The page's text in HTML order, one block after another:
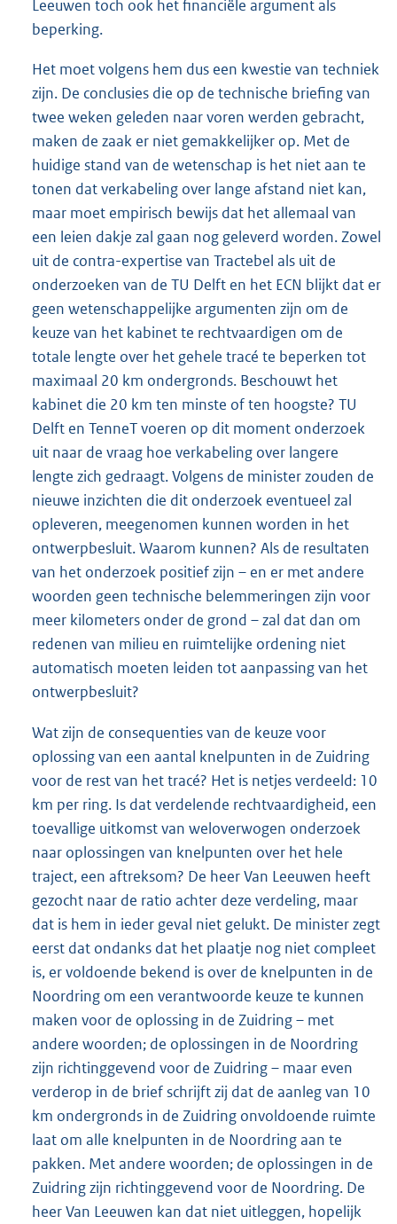
Leeuwen toch ook het financiële argument als
beperking.
Het moet volgens hem dus een kwestie van techniek
zijn. De conclusies die op de technische briefing van
twee weken geleden naar voren werden gebracht,
maken de zaak er niet gemakkelijker op. Met de
huidige stand van de wetenschap is het niet aan te
tonen dat verkabeling over lange afstand niet kan,
maar moet empirisch bewijs dat het allemaal van
een leien dakje zal gaan nog geleverd worden. Zowel
uit de contra-expertise van Tractebel als uit de
onderzoeken van de TU Delft en het ECN blijkt dat er
geen wetenschappelijke argumenten zijn om de
keuze van het kabinet te rechtvaardigen om de
totale lengte over het gehele tracé te beperken tot
maximaal 20 km ondergronds. Beschouwt het
kabinet die 20 km ten minste of ten hoogste? TU
Delft en TenneT voeren op dit moment onderzoek
uit naar de vraag hoe verkabeling over langere
lengte zich gedraagt. Volgens de minister zouden de
nieuwe inzichten die dit onderzoek eventueel zal
opleveren, meegenomen kunnen worden in het
ontwerpbesluit. Waarom kunnen? Als de resultaten
van het onderzoek positief zijn – en er met andere
woorden geen technische belemmeringen zijn voor
meer kilometers onder de grond – zal dat dan om
redenen van milieu en ruimtelijke ordening niet
automatisch moeten leiden tot aanpassing van het
ontwerpbesluit?
Wat zijn de consequenties van de keuze voor
oplossing van een aantal knelpunten in de Zuidring
voor de rest van het tracé? Het is netjes verdeeld: 10
km per ring. Is dat verdelende rechtvaardigheid, een
toevallige uitkomst van weloverwogen onderzoek
naar oplossingen van knelpunten over het hele
traject, een aftreksom? De heer Van Leeuwen heeft
gezocht naar de ratio achter deze verdeling, maar
dat is hem in ieder geval niet gelukt. De minister zegt
eerst dat ondanks dat het plaatje nog niet compleet
is, er voldoende bekend is over de knelpunten in de
Noordring om een verantwoorde keuze te kunnen
maken voor de oplossing in de Zuidring – met
andere woorden; de oplossingen in de Noordring
zijn richtinggevend voor de Zuidring – maar even
verderop in de brief schrijft zij dat de aanleg van 10
km ondergronds in de Zuidring onvoldoende ruimte
laat om alle knelpunten in de Noordring aan te
pakken. Met andere woorden; de oplossingen in de
Zuidring zijn richtinggevend voor de Noordring. De
heer Van Leeuwen kan dat niet uitleggen, hopelijk